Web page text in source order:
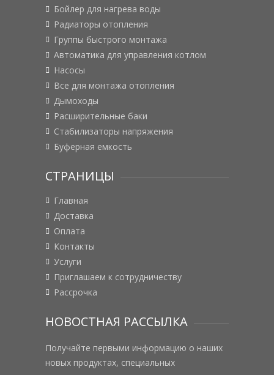
Бойлер для нагрева воды
Радиаторы отопления
Группы быстрого монтажа
Автоматика для управления котлом
Насосы
Все для монтажа отопления
Дымоходы
Расширительные баки
Стабилизаторы напряжения
Буферная емкость
СТРАНИЦЫ
Главная
Доставка
Оплата
Контакты
Услуги
Приглашаем к сотрудничеству
Рассрочка
НОВОСТНАЯ РАССЫЛКА
Получайте первыми информацию о наших
новых продуктах, специальных